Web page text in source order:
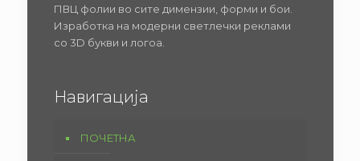
ПВЦ фолии во сите димензии, форми и бои.
Изработка на модерни светлечки реклами
со 3D букви и логоа.
Навигација
ПОЧЕТНА